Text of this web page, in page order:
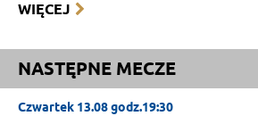
WIĘCEJ
NASTĘPNE MECZE
Czwartek 13.08 godz.19:30